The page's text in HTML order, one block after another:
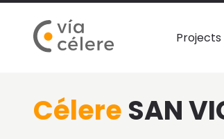
Projects
Célere SAN